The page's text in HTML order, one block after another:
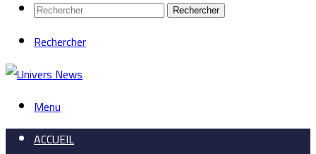
Rechercher
Rechercher
Menu
ACCUEIL